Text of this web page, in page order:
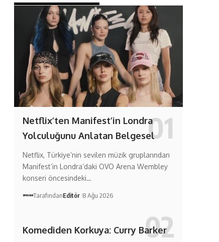
Netflix’ten Manifest’in Londra
Yolculuğunu Anlatan Belgesel
Netflix, Türkiye’nin sevilen müzik gruplarından
Manifest’in Londra’daki OVO Arena Wembley
konseri öncesindeki…
TarafındanEditör 8 Ağu 2026
Komediden Korkuya: Curry Barker